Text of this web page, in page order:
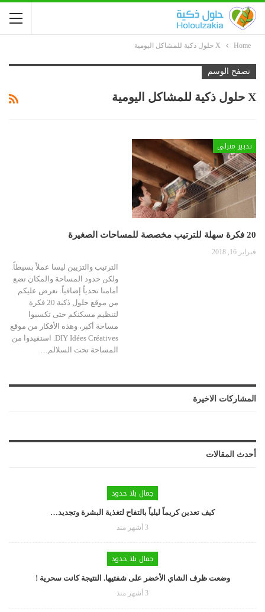
Home X حلول ذكية للمشاكل اليومية
تصفح الوسم
X حلول ذكية للمشاكل اليومية
تدبير منزلي
20 فكرة سهلة للترتيب مخصصة للمساحات الصغيرة
فبراير 16, 2018
الترتيب والتزيين ليسا عملاً بسيطاً.
ولكن حدود المساحة والمكان تضع
أمامنا تحدياً إضافياً. نعرض عليكم
من موقع حلول ذكية 20 فكرة
لتنظيم مسكنكم حتى تكسبوا
مساحة أكبر، وهذه الأفكار من موقع
DIY Idées Créatives. استفيدوا من
المساحة تحت السلالم…
المشاركات الاخيرة
أحدث المقالات
جمال بلا حدود
كيف تعدين كريماً ليلياً بالتفاح لتغذية البشرة وتجديد…
3 أشهر منذ
جمال بلا حدود
وضعت ظرف الشاي الأخضر على شفتيها. النتيجة كانت سحرية !
3 أشهر منذ